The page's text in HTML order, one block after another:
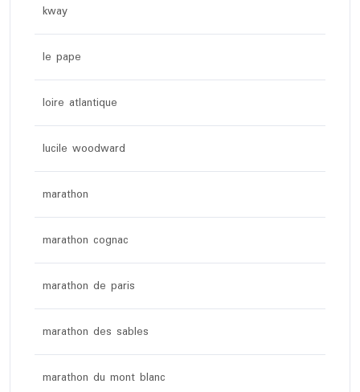
kway
le pape
loire atlantique
lucile woodward
marathon
marathon cognac
marathon de paris
marathon des sables
marathon du mont blanc